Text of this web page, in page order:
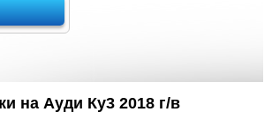
на Ауди Ку3 2018 г/в